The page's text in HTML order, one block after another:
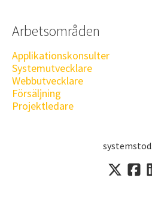
Arbetsområden
Applikationskonsulter
Systemutvecklare
Webbutvecklare
Försäljning
Projektledare